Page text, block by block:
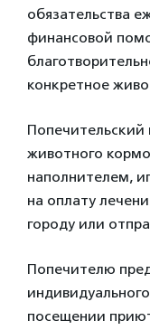
обязательства
финансовой
конкретное
Попечительский
животного
наполнителем,
на оплату
городу или
Попечителю
посещении